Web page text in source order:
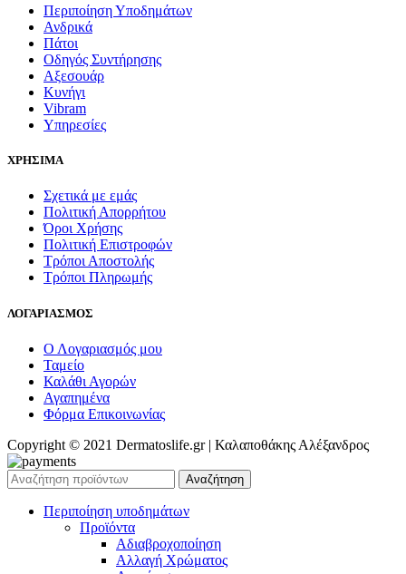
Περιποίηση Υποδημάτων
Ανδρικά
Πάτοι
Οδηγός Συντήρησης
Αξεσουάρ
Κυνήγι
Vibram
Υπηρεσίες
ΧΡΗΣΙΜΑ
Σχετικά με εμάς
Πολιτική Απορρήτου
Όροι Χρήσης
Πολιτική Επιστροφών
Τρόποι Αποστολής
Τρόποι Πληρωμής
ΛΟΓΑΡΙΑΣΜΟΣ
Ο Λογαριασμός μου
Ταμείο
Καλάθι Αγορών
Αγαπημένα
Φόρμα Επικοινωνίας
Copyright © 2021 Dermatoslife.gr | Καλαποθάκης Αλέξανδρος
Αναζήτηση
Περιποίηση υποδημάτων
Προϊόντα
Αδιαβροχοποίηση
Αλλαγή Χρώματος